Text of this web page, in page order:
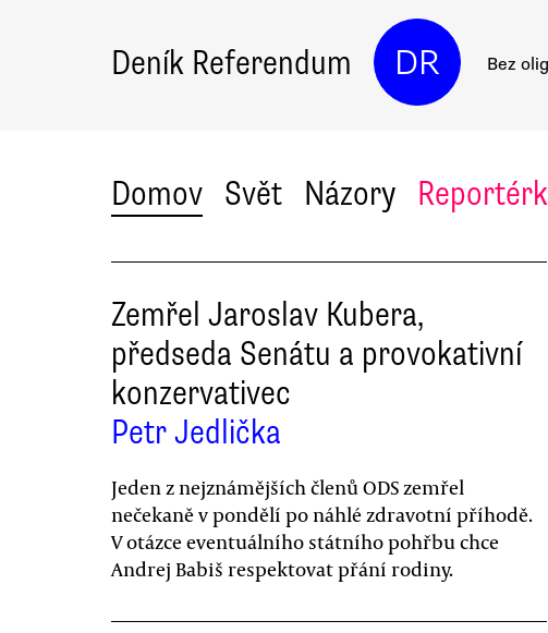
Deník Referendum DR Bez
Domov Svět Názory
Zemřel Jaroslav Kubera,
předseda Senátu a provokativní
konzervativec
Petr Jedlička
Jeden z nejznámějších členů ODS zemřel
nečekaně v pondělí po náhlé zdravotní příhodě.
V otázce eventuálního státního pohřbu chce
Andrej Babiš respektovat přání rodiny.